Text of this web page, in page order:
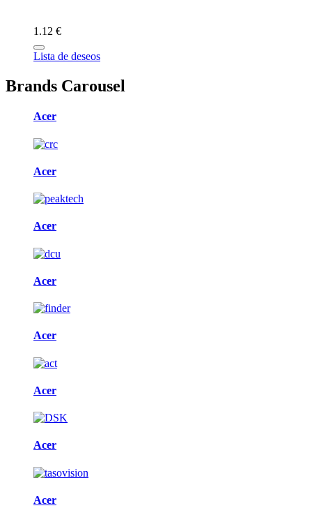
1.12 €
Lista de deseos
Brands Carousel
Acer
Acer
Acer
Acer
Acer
Acer
Acer
Acer